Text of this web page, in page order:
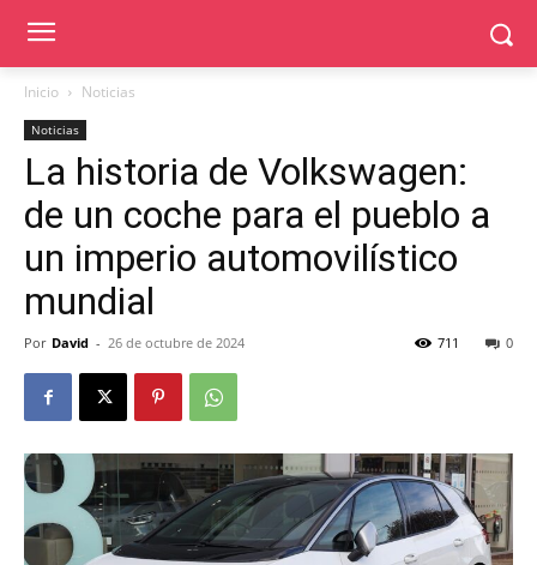
Inicio Noticias
Noticias
La historia de Volkswagen:
de un coche para el pueblo a
un imperio automovilístico
mundial
Por David - 26 de octubre de 2024 0
711